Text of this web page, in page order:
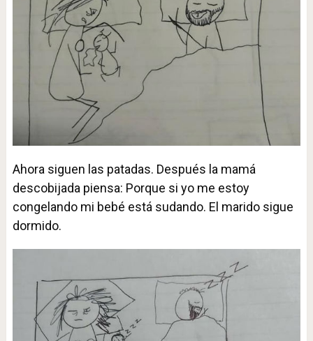
Ahora siguen las patadas. Después la mamá
descobijada piensa: Porque si yo me estoy
congelando mi bebé está sudando. El marido sigue
dormido.